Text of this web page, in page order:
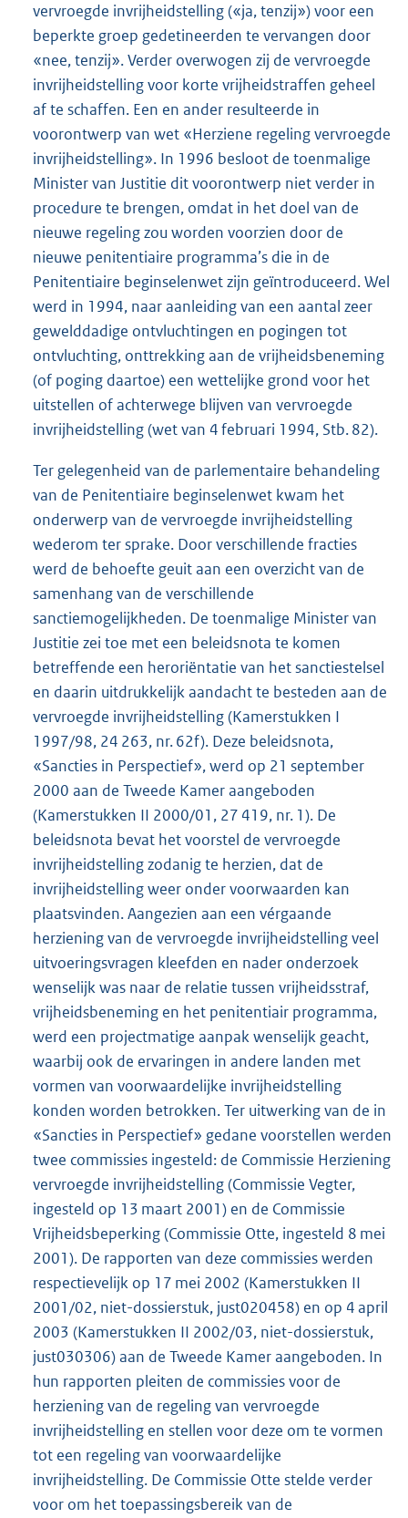
vervroegde invrijheidstelling («ja, tenzij») voor een
beperkte groep gedetineerden te vervangen door
«nee, tenzij». Verder overwogen zij de vervroegde
invrijheidstelling voor korte vrijheidstraffen geheel
af te schaffen. Een en ander resulteerde in
voorontwerp van wet «Herziene regeling vervroegde
invrijheidstelling». In 1996 besloot de toenmalige
Minister van Justitie dit voorontwerp niet verder in
procedure te brengen, omdat in het doel van de
nieuwe regeling zou worden voorzien door de
nieuwe penitentiaire programma’s die in de
Penitentiaire beginselenwet zijn geïntroduceerd. Wel
werd in 1994, naar aanleiding van een aantal zeer
gewelddadige ontvluchtingen en pogingen tot
ontvluchting, onttrekking aan de vrijheidsbeneming
(of poging daartoe) een wettelijke grond voor het
uitstellen of achterwege blijven van vervroegde
invrijheidstelling (wet van 4 februari 1994, Stb. 82).
Ter gelegenheid van de parlementaire behandeling
van de Penitentiaire beginselenwet kwam het
onderwerp van de vervroegde invrijheidstelling
wederom ter sprake. Door verschillende fracties
werd de behoefte geuit aan een overzicht van de
samenhang van de verschillende
sanctiemogelijkheden. De toenmalige Minister van
Justitie zei toe met een beleidsnota te komen
betreffende een heroriëntatie van het sanctiestelsel
en daarin uitdrukkelijk aandacht te besteden aan de
vervroegde invrijheidstelling (Kamerstukken I
1997/98, 24 263, nr. 62f). Deze beleidsnota,
«Sancties in Perspectief», werd op 21 september
2000 aan de Tweede Kamer aangeboden
(Kamerstukken II 2000/01, 27 419, nr. 1). De
beleidsnota bevat het voorstel de vervroegde
invrijheidstelling zodanig te herzien, dat de
invrijheidstelling weer onder voorwaarden kan
plaatsvinden. Aangezien aan een vérgaande
herziening van de vervroegde invrijheidstelling veel
uitvoeringsvragen kleefden en nader onderzoek
wenselijk was naar de relatie tussen vrijheidsstraf,
vrijheidsbeneming en het penitentiair programma,
werd een projectmatige aanpak wenselijk geacht,
waarbij ook de ervaringen in andere landen met
vormen van voorwaardelijke invrijheidstelling
konden worden betrokken. Ter uitwerking van de in
«Sancties in Perspectief» gedane voorstellen werden
twee commissies ingesteld: de Commissie Herziening
vervroegde invrijheidstelling (Commissie Vegter,
ingesteld op 13 maart 2001) en de Commissie
Vrijheidsbeperking (Commissie Otte, ingesteld 8 mei
2001). De rapporten van deze commissies werden
respectievelijk op 17 mei 2002 (Kamerstukken II
2001/02, niet-dossierstuk, just020458) en op 4 april
2003 (Kamerstukken II 2002/03, niet-dossierstuk,
just030306) aan de Tweede Kamer aangeboden. In
hun rapporten pleiten de commissies voor de
herziening van de regeling van vervroegde
invrijheidstelling en stellen voor deze om te vormen
tot een regeling van voorwaardelijke
invrijheidstelling. De Commissie Otte stelde verder
voor om het toepassingsbereik van de